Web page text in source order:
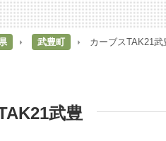
武豊町 カーブスTAK21武
武豊